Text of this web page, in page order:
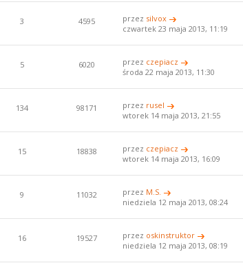
3 4595 przez silvox
czwartek 23 maja 2013, 11:19
5 6020 przez czepiacz
środa 22 maja 2013, 11:30
134 98171 przez rusel
wtorek 14 maja 2013, 21:55
15 18838 przez czepiacz
wtorek 14 maja 2013, 16:09
9 11032 przez M.S.
niedziela 12 maja 2013, 08:24
16 19527 przez oskinstruktor
niedziela 12 maja 2013, 08:19